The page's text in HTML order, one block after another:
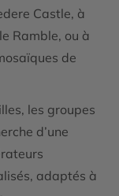
Castle, à
Ramble, ou à
de
les groupes
d’une
adaptés à